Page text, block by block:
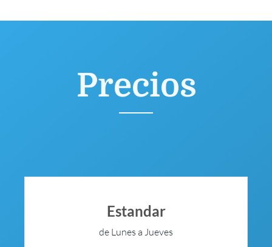
Precios
Estandar
de Lunes a Jueves